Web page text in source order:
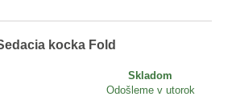
kocka Fold
Skladom
Odošleme v utorok